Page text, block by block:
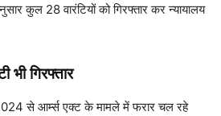
कुल 28 वारंटियों को गिरफ्तार कर न्यायालय
भी गिरफ्तार
2024 से आर्म्स एक्ट के मामले में फरार चल रहे